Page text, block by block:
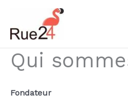
contenu
Qui
Fondateur